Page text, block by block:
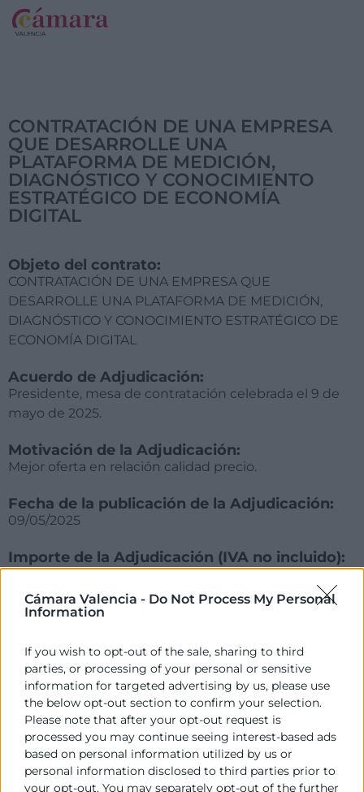
Cámara Valencia - Do Not Process My Personal
Information
If you wish to opt-out of the sale, sharing to third
parties, or processing of your personal or sensitive
information for targeted advertising by us, please use
the below opt-out section to confirm your selection.
Please note that after your opt-out request is
processed you may continue seeing interest-based ads
based on personal information utilized by us or
personal information disclosed to third parties prior to
your opt-out. You may separately opt-out of the further
CONTRATACIÓN DE UNA EMPRESA
QUE DESARROLLE UNA
PLATAFORMA DE MEDICIÓN,
DIAGNÓSTICO Y CONOCIMIENTO
ESTRATÉGICO DE ECONOMÍA
DIGITAL
Objeto del contrato:
CONTRATACIÓN DE UNA EMPRESA QUE
DESARROLLE UNA PLATAFORMA DE MEDICIÓN,
DIAGNÓSTICO Y CONOCIMIENTO ESTRATÉGICO DE
ECONOMÍA DIGITAL
Acuerdo de Adjudicación:
Presidente, mesa de contratación celebrada el 9 de
mayo de 2025.
Motivación de la Adjudicación:
Mejor oferta en relación calidad precio.
Fecha de la publicación de la Adjudicación:
09/05/2025
Importe de la Adjudicación (IVA no incluido):
35.280,00€ (más IVA)
Empresa adjudicatoria:
Plazo en el que debe procederse a la
formalización del contrato:
15 días hábiles desde la comunicación de la
adjudicación